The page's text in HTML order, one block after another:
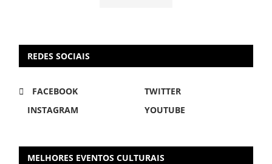
REDES SOCIAIS
FACEBOOK
TWITTER
INSTAGRAM
YOUTUBE
MELHORES EVENTOS CULTURAIS